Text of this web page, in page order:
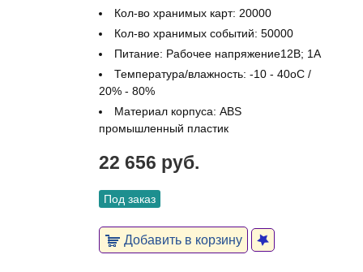
Кол-во хранимых карт: 20000
Кол-во хранимых событий: 50000
Питание: Рабочее напряжение12В; 1А
Температура/влажность: -10 - 40оС /
20% - 80%
Материал корпуса: ABS
промышленный пластик
22 656 руб.
Под заказ
Добавить в корзину